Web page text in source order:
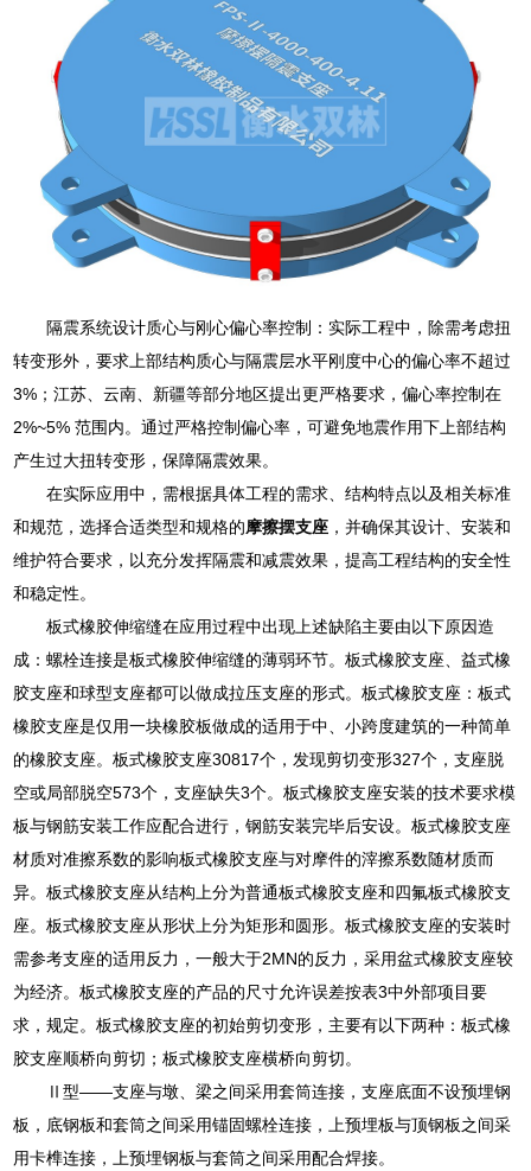
隔震系统设计质心与刚心偏心率控制：实际工程中，除需考虑扭
转变形外，要求上部结构质心与隔震层水平刚度中心的偏心率不超过
3%；江苏、云南、新疆等部分地区提出更严格要求，偏心率控制在
2%~5% 范围内。通过严格控制偏心率，可避免地震作用下上部结构
产生过大扭转变形，保障隔震效果。
在实际应用中，需根据具体工程的需求、结构特点以及相关标准
和规范，选择合适类型和规格的摩擦摆支座 ，并确保其设计、安装和
维护符合要求，以充分发挥隔震和减震效果，提高工程结构的安全性
和稳定性。
板式橡胶伸缩缝在应用过程中出现上述缺陷主要由以下原因造
成：螺栓连接是板式橡胶伸缩缝的薄弱环节。板式橡胶支座、益式橡
胶支座和球型支座都可以做成拉压支座的形式。板式橡胶支座：板式
橡胶支座是仅用一块橡胶板做成的适用于中、小跨度建筑的一种简单
的橡胶支座。板式橡胶支座30817个，发现剪切变形327个，支座脱
空或局部脱空573个，支座缺失3个。板式橡胶支座安装的技术要求模
板与钢筋安装工作应配合进行，钢筋安装完毕后安设。板式橡胶支座
材质对准擦系数的影响板式橡胶支座与对摩件的滓擦系数随材质而
异。板式橡胶支座从结构上分为普通板式橡胶支座和四氟板式橡胶支
座。板式橡胶支座从形状上分为矩形和圆形。板式橡胶支座的安装时
需参考支座的适用反力，一般大于2MN的反力，采用盆式橡胶支座较
为经济。板式橡胶支座的产品的尺寸允许误差按表3中外部项目要
求，规定。板式橡胶支座的初始剪切变形，主要有以下两种：板式橡
胶支座顺桥向剪切；板式橡胶支座横桥向剪切。
Ⅱ型——支座与墩、梁之间采用套筒连接，支座底面不设预埋钢
板，底钢板和套筒之间采用锚固螺栓连接，上预埋板与顶钢板之间采
用卡榫连接，上预埋钢板与套筒之间采用配合焊接。